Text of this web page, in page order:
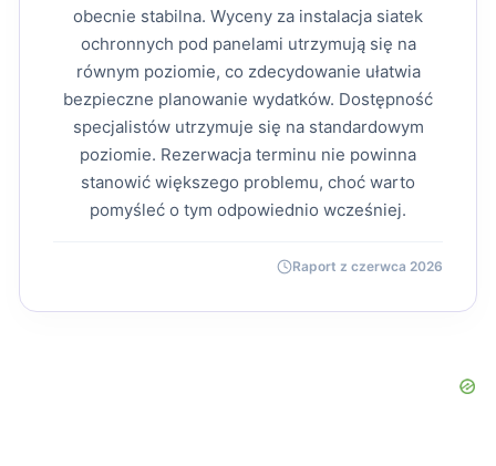
obecnie stabilna. Wyceny za instalacja siatek
ochronnych pod panelami utrzymują się na
równym poziomie, co zdecydowanie ułatwia
bezpieczne planowanie wydatków. Dostępność
specjalistów utrzymuje się na standardowym
poziomie. Rezerwacja terminu nie powinna
stanowić większego problemu, choć warto
pomyśleć o tym odpowiednio wcześniej.
Raport z czerwca 2026